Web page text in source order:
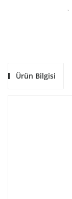
Ürün Bilgisi